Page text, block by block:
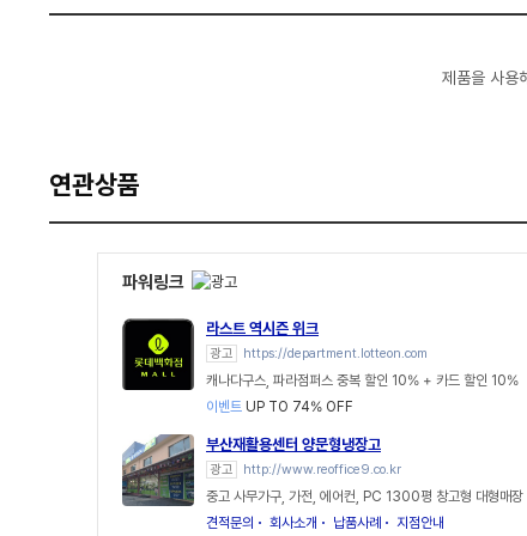
제품을 사용
연관상품
파워링크
라스트 역시즌 위크
광고 https://department.lotteon.com
캐나다구스, 파라점퍼스 중복 할인 10% + 카드 할인 10%
이벤트 UP TO 74% OFF
부산재활용센터 양문형냉장고
광고 http://www.reoffice9.co.kr
중고 사무가구, 가전, 에어컨, PC 1300평 창고형 대형매장
견적문의
회사소개 납품사례 지점안내